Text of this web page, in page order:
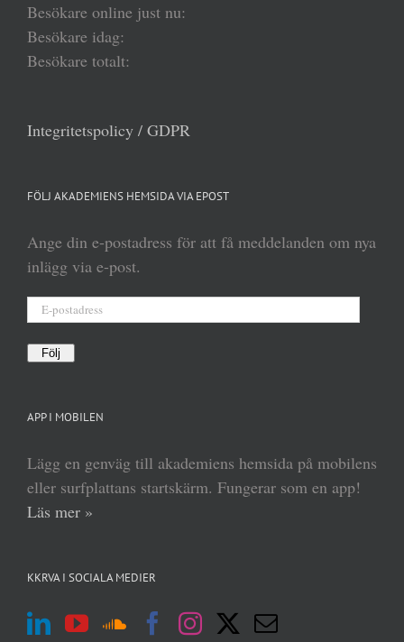
Besökare online just nu:
Besökare idag:
Besökare totalt:
Integritetspolicy / GDPR
FÖLJ AKADEMIENS HEMSIDA VIA EPOST
Ange din e-postadress för att få meddelanden om nya
inlägg via e-post.
postadress
Följ
APP I MOBILEN
Lägg en genväg till akademiens hemsida på mobilens
eller surfplattans startskärm. Fungerar som en app!
Läs mer »
KKRVA I SOCIALA MEDIER